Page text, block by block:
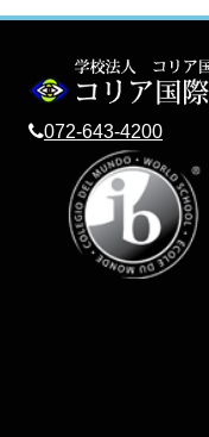
072-643-4200